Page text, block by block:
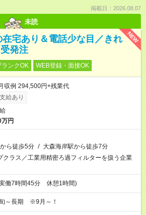
掲載日：2026.08.07
未読
NEW
宅あり＆電話少な目／きれ
発注
ランクOK WEB登録・面接OK
例 294,500円+残業代
給あり
円
ら徒歩5分 / 大森海岸駅から徒歩7分
クラス／工業用精密ろ過フィルターを扱う企業
働7時間45分 休憩1時間)
～長期 ※9月～！